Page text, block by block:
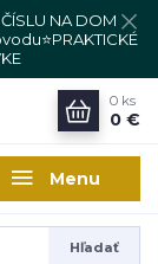
NA DOM
Menu
Hľadať
0 ks
0 €